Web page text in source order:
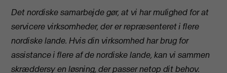
Det nordiske samarbejde gør, at vi har mulighed for at
servicere virksomheder, der er repræsenteret i flere
nordiske lande. Hvis din virksomhed har brug for
assistance i flere af de nordiske lande, kan vi sammen
skræddersy en løsning, der passer netop dit behov.